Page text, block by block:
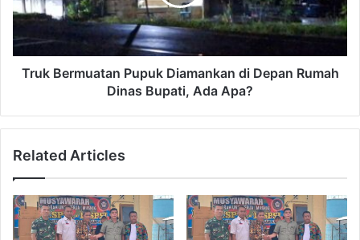
Truk Bermuatan Pupuk Diamankan di Depan Rumah
Dinas Bupati, Ada Apa?
Related Articles